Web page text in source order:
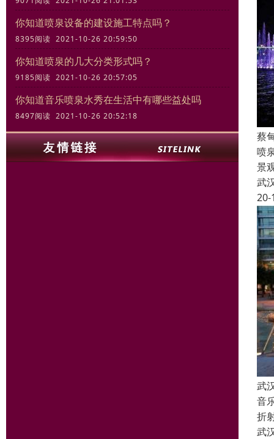
你知道喷泉设备的建设施工特点吗？
8395阅读 2021-10-26 20:59:50
你知道喷泉的几大分类形式吗？
9185阅读 2021-10-26 20:57:05
你知道音乐喷泉水秀在生活中有哪些益处吗
8497阅读 2021-10-26 20:52:18
蔡
喷
景
武
20-
武
音
折
武